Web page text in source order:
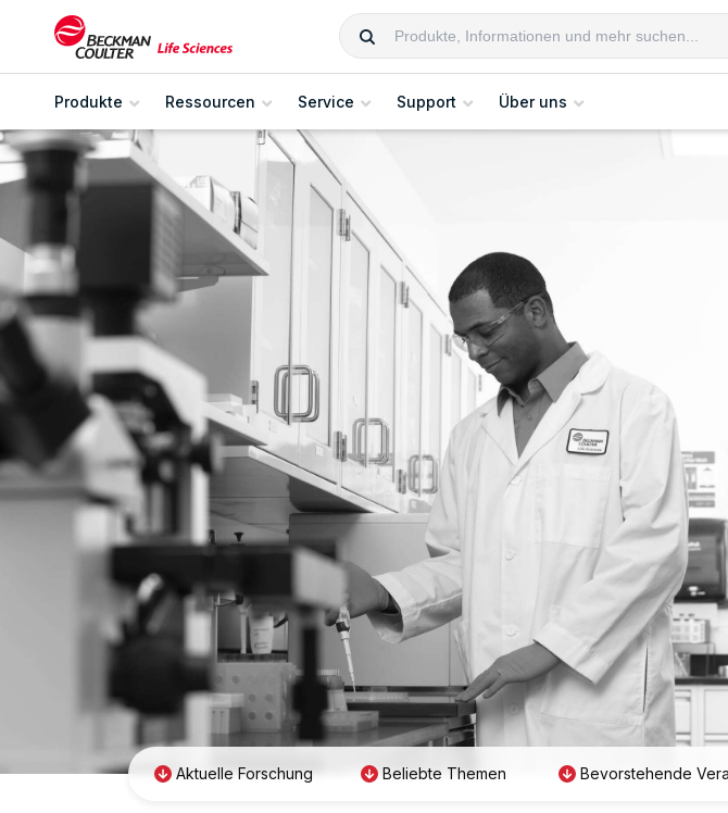
Produkte Ressourcen Service Support Über uns
Aktuelle Forschung Beliebte Themen Bevorstehende